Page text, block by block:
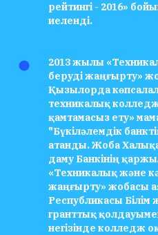
рейтингі - 2016»
иеленді.
2013 жылы
беруді жаңғырту»
Қызылорда
техникалық
қамтамасыз ету»
"Бүкіләлемдік
атанды. Жоба
даму Банкінің
«Техникалық және
жаңғырту» жобасы
Республикасы Білім
гранттық
негізінде колледж